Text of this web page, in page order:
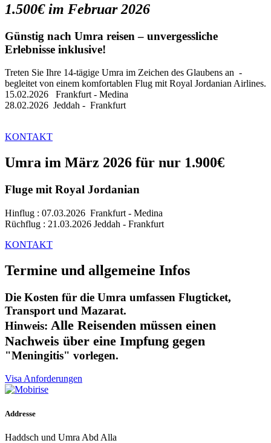
1.500€ im Februar 2026
Günstig nach Umra reisen – unvergessliche
Erlebnisse inklusive!
Treten Sie Ihre 14-tägige Umra im Zeichen des Glaubens an -
begleitet von einem komfortablen Flug mit Royal Jordanian Airlines.
15.02.2026 Frankfurt - Medina
28.02.2026 Jeddah - Frankfurt
KONTAKT
Umra im März 2026 für nur 1.900€
Fluge mit Royal Jordanian
Hinflug : 07.03.2026 Frankfurt - Medina
Rüchflug : 21.03.2026 Jeddah - Frankfurt
KONTAKT
Termine und allgemeine Infos
Die Kosten für die Umra umfassen Flugticket,
Transport und Mazarat.
Hinweis: Alle Reisenden müssen einen
Nachweis über eine Impfung gegen
"Meningitis" vorlegen.
Visa Anforderungen
Addresse
Haddsch und Umra Abd Alla